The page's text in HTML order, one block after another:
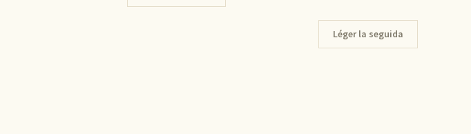
Léger la seguida